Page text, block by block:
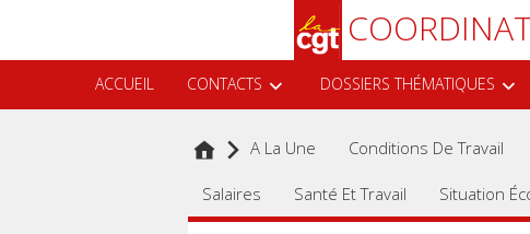
contenu
ACCUEIL CONTACTS DOSSIERS THÉMATIQUES
A La Une Conditions De Travail
Salaires Santé Et Travail Situation